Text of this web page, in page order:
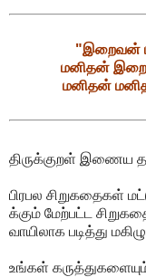
"இறைவன்
மனிதன்
மனிதன்
திருக்குறள் இணைய
பிரபல சிறுகதைகள்
க்கும் மேற்பட்ட
வாயிலாக படித்து
உங்கள்